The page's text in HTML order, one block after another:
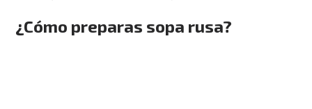
¿Cómo preparas sopa rusa?